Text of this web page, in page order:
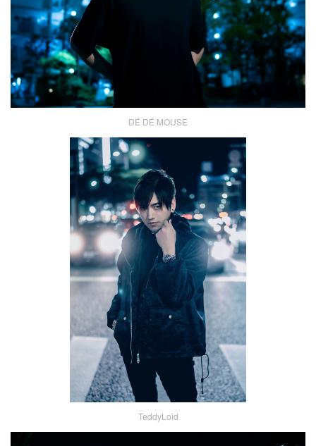
DÉ DÉ MOUSE
TeddyLoid